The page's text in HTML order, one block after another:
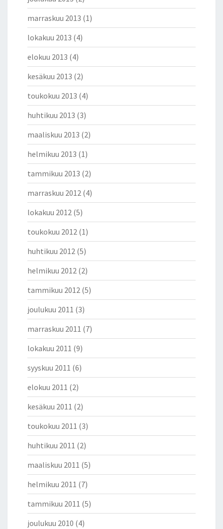
marraskuu 2013 (1)
lokakuu 2013 (4)
elokuu 2013 (4)
kesäkuu 2013 (2)
toukokuu 2013 (4)
huhtikuu 2013 (3)
maaliskuu 2013 (2)
helmikuu 2013 (1)
tammikuu 2013 (2)
marraskuu 2012 (4)
lokakuu 2012 (5)
toukokuu 2012 (1)
huhtikuu 2012 (5)
helmikuu 2012 (2)
tammikuu 2012 (5)
joulukuu 2011 (3)
marraskuu 2011 (7)
lokakuu 2011 (9)
syyskuu 2011 (6)
elokuu 2011 (2)
kesäkuu 2011 (2)
toukokuu 2011 (3)
huhtikuu 2011 (2)
maaliskuu 2011 (5)
helmikuu 2011 (7)
tammikuu 2011 (5)
joulukuu 2010 (4)